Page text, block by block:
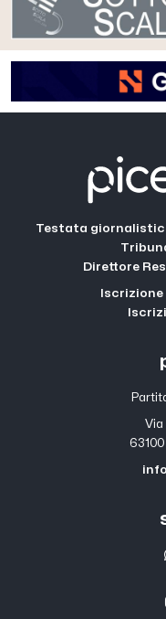
Testata
Direttore
Iscrizione
Via
63100